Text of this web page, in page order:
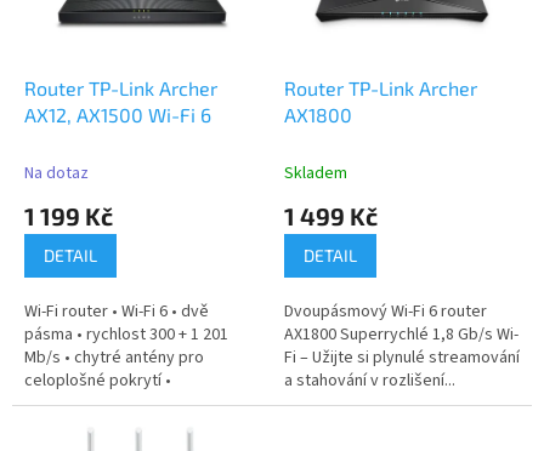
Router TP-Link Archer
AX12, AX1500 Wi-Fi 6
Na dotaz
1 199 Kč
DETAIL
Wi-Fi router • Wi-Fi 6 • dvě
pásma • rychlost 300 + 1 201
Mb/s • chytré antény pro
celoplošné pokrytí •
technologie...
Router TP-Link Archer
AX1800
Skladem
1 499 Kč
DETAIL
Dvoupásmový Wi-Fi 6 router
AX1800 Superrychlé 1,8 Gb/s Wi-
Fi – Užijte si plynulé streamování
a stahování v rozlišení...